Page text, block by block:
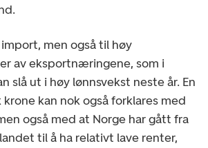
men også til høy
av eksportnæringene, som i
slå ut i høy lønnsvekst neste år. En
kan nok også forklares med
også med at Norge har gått fra
til å ha relativt lave renter,